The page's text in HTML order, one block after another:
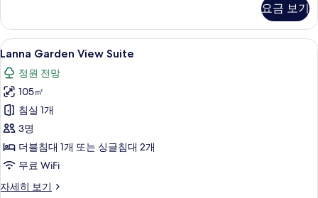
모
두
보
기
정
원
전
자
세
히
보
기
요금 보기
Lanna
Garden
View
Suite
사
진
모
두
보
Lanna Garden View Suite | 고급 침구,
6
Lanna Garden View Suite
정원 전망
105㎡
침실 1개
3명
더블침대 1개 또는 싱글침대 2개
무료 WiFi
자세히 보기
Lanna